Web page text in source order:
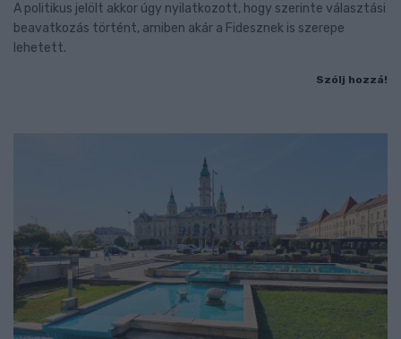
A politikus jelölt akkor úgy nyilatkozott, hogy szerinte választási
beavatkozás történt, amiben akár a Fidesznek is szerepe
lehetett.
Szólj hozzá!